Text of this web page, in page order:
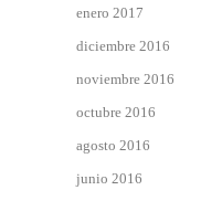
enero 2017
diciembre 2016
noviembre 2016
octubre 2016
agosto 2016
junio 2016